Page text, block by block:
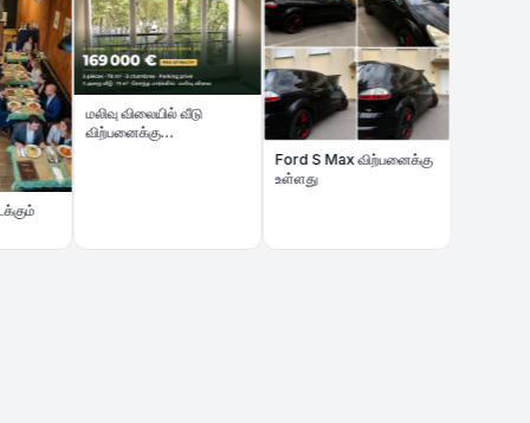
மலிவு விலையில் வீடு
விற்பனைக்கு
Appartement 5 pièces
78 m² + Parking
Ford S Max விற்பனைக்கு